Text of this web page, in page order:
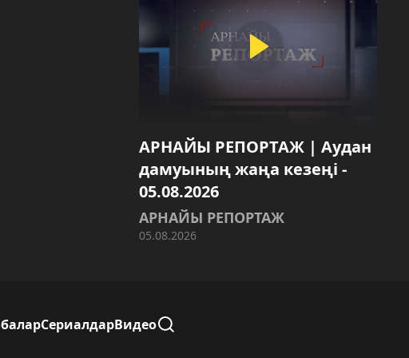
АРНАЙЫ РЕПОРТАЖ | Аудан
дамуының жаңа кезеңі -
05.08.2026
АРНАЙЫ РЕПОРТАЖ
05.08.2026
СериалдарВидео